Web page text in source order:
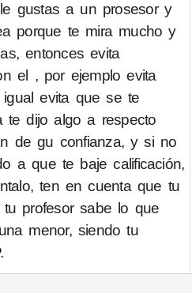
gustas a un prosesor y
porque te mira mucho y
entonces evita
el , por ejemplo evita
evita que se te
te dijo algo a respecto
de gu confianza, y si no
a que te baje calificación,
ten en cuenta que tu
profesor sabe lo que
menor, siendo tu